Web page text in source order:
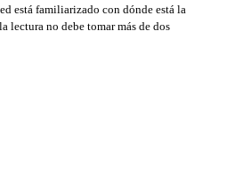
está familiarizado con dónde está la
lectura no debe tomar más de dos